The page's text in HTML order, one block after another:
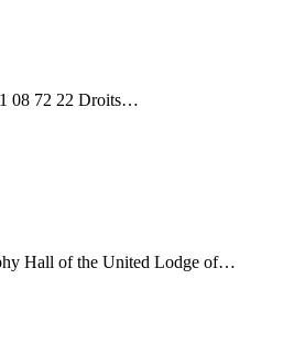
08 72 22 Droits…
Hall of the United Lodge of…